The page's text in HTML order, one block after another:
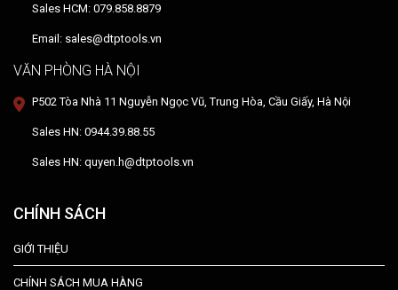
Sales HCM: 079.858.8879
Email: sales@dtptools.vn
VĂN PHÒNG HÀ NỘI
P502 Tòa Nhà 11 Nguyễn Ngọc Vũ, Trung Hòa, Cầu Giấy, Hà Nội
Sales HN: 0944.39.88.55
Sales HN: quyen.h@dtptools.vn
CHÍNH SÁCH
GIỚI THIỆU
CHÍNH SÁCH MUA HÀNG